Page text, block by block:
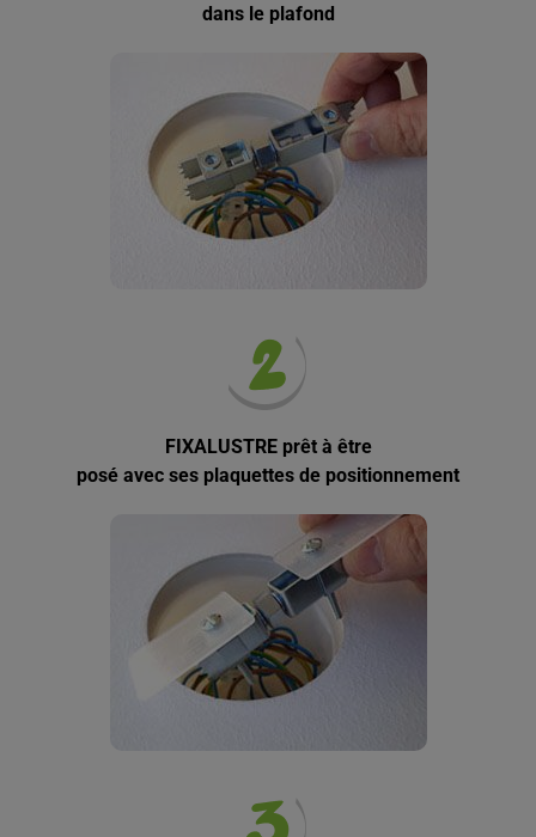
dans le plafond
FIXALUSTRE prêt à être
posé avec ses plaquettes de positionnement